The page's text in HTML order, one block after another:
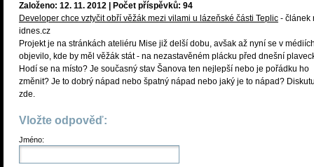
Založeno: 12. 11. 2012 | Počet příspěvků: 94
Developer chce vztyčit obří věžák mezi vilami u lázeňské části Teplic - článek
idnes.cz
Projekt je na stránkách ateliéru Mise již delší dobu, avšak až nyní se v
objevilo, kde by měl věžák stát - na nezastavěném plácku před dnešní
Hodí se na místo? Je současný stav Šanova ten nejlepší nebo je pořádku ho
změnit? Je to dobrý nápad nebo špatný nápad nebo jaký je to nápad?
zde.
Vložte odpověď:
Jméno: